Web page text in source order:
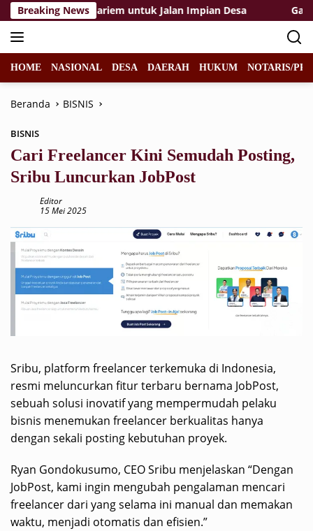
Langsung
ke
konten
Breaking News
Mbah Sariem untuk Jalan Impian Desa Gara-
HOME NASIONAL DESA DAERAH HUKUM NOTARIS/
Beranda BISNIS
BISNIS
Cari Freelancer Kini Semudah Posting,
Sribu Luncurkan JobPost
Editor
15 Mei 2025
Sribu, platform freelancer terkemuka di Indonesia,
resmi meluncurkan fitur terbaru bernama JobPost,
sebuah solusi inovatif yang mempermudah pelaku
bisnis menemukan freelancer berkualitas hanya
dengan sekali posting kebutuhan proyek.
Ryan Gondokusumo, CEO Sribu menjelaskan “Dengan
JobPost, kami ingin mengubah pengalaman mencari
freelancer dari yang selama ini manual dan memakan
waktu, menjadi otomatis dan efisien.”